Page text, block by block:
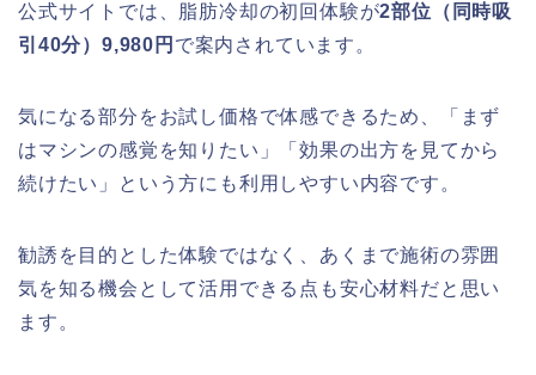
公式サイトでは、脂肪冷却の初回体験が2部位（同時吸
引40分）9,980円 で案内されています。
気になる部分をお試し価格で体感できるため、「まず
はマシンの感覚を知りたい」「効果の出方を見てから
続けたい」という方にも利用しやすい内容です。
勧誘を目的とした体験ではなく、あくまで施術の雰囲
気を知る機会として活用できる点も安心材料だと思い
ます。